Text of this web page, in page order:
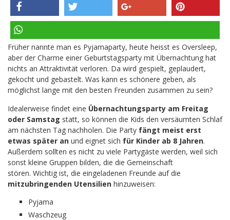
teilen
teilen
Früher nannte man es Pyjamaparty, heute heisst es Oversleep,
aber der Charme einer Geburtstagsparty mit Übernachtung hat
nichts an Attraktivität verloren. Da wird gespielt, geplaudert,
gekocht und gebastelt. Was kann es schönere geben, als
möglichst lange mit den besten Freunden zusammen zu sein?
Idealerweise findet eine Übernachtungsparty am Freitag
oder Samstag statt, so können die Kids den versäumten Schlaf
am nächsten Tag nachholen. Die Party fängt meist erst
etwas später an und eignet sich für Kinder ab 8 Jahren.
Außerdem sollten es nicht zu viele Partygäste werden, weil sich
sonst kleine Gruppen bilden, die die Gemeinschaft
stören. Wichtig ist, die eingeladenen Freunde auf die
mitzubringenden Utensilien hinzuweisen:
Pyjama
Waschzeug